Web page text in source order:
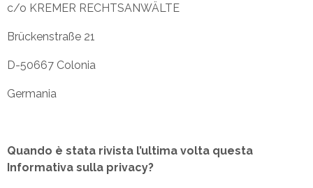
c/o KREMER RECHTSANWÄLTE
Brückenstraße 21
D-50667 Colonia
Germania
Quando è stata rivista l’ultima volta questa
Informativa sulla privacy?